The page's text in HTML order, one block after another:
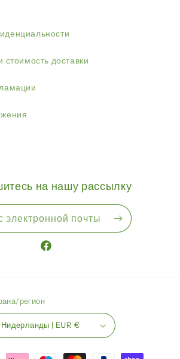
стоимость доставки
на нашу рассылку
электронной почты
Facebook
регион
Нидерланды | EUR €